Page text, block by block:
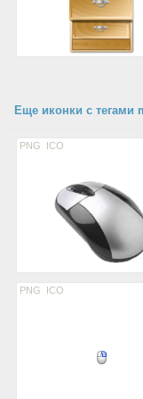
Еще иконки с
PNG ICO
PNG ICO